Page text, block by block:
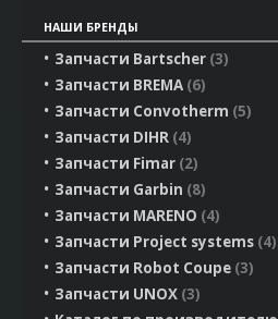
НАШИ БРЕНДЫ
Запчасти Bartscher 3
Запчасти BREMA 6
Запчасти Convotherm 5
Запчасти DIHR 4
Запчасти Fimar 2
Запчасти Garbin 8
Запчасти MARENO 4
Запчасти Project systems 4
Запчасти Robot Coupe 3
Запчасти UNOX 3